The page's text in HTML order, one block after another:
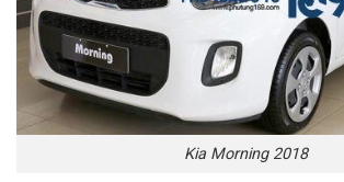
Kia Morning 2018